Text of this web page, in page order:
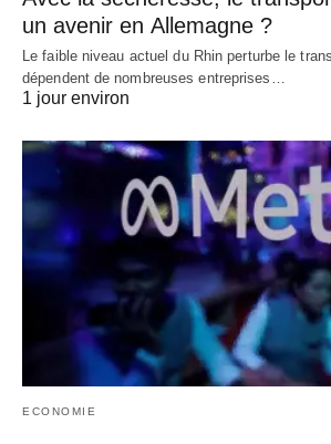
un avenir en Allemagne ?
Le faible niveau actuel du Rhin perturbe le
dépendent de nombreuses entreprises…
1 jour environ
ECONOMIE